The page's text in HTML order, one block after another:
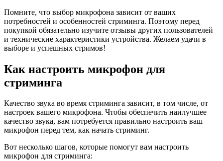
Помните, что выбор микрофона зависит от ваших
потребностей и особенностей стриминга. Поэтому перед
покупкой обязательно изучите отзывы других пользователей
и технические характеристики устройства. Желаем удачи в
выборе и успешных стримов!
Как настроить микрофон для
стриминга
Качество звука во время стриминга зависит, в том числе, от
настроек вашего микрофона. Чтобы обеспечить наилучшее
качество звука, вам потребуется правильно настроить ваш
микрофон перед тем, как начать стриминг.
Вот несколько шагов, которые помогут вам настроить
микрофон для стриминга: